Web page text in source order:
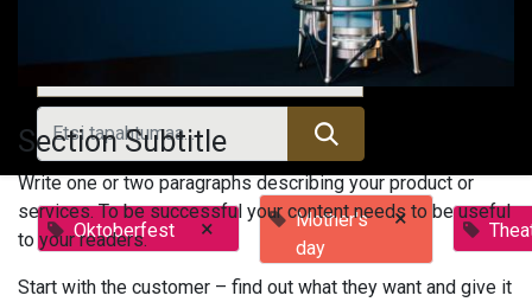
Kaikki tapahtumat
Oktoberfest ×
Mother's
day
×
Section Subtitle
Write one or two paragraphs describing your product or
services. To be successful your content needs to be useful
to your readers.
Start with the customer – find out what they want and give it